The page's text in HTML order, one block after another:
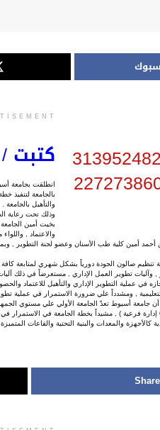
كتبت
انطلقت بجامعة
بالجامعة لتنفيذ
والتأهيل بالجامعة .
وذلك تحت رعاية
بخيت أمين
والاعتماد ,
أحمد أمين كلية طب الأسنان وعضو لجنة التطوير ,
صالون الجودة دورياً بشكل شهري لمتابعة كافة
تطوير العمل الإداري , مستعرضاً في ذلك آليات البدء
, ومشدداً علي ضرورة الاستمرار في عملية تطوير
جامعة أسيوط تعدّ الجامعة الأولي علي مستوي
إدارة مركزية واحدة + 20 إدارة عامة + 60 إدارة فرعية ) , مشيداً
كالأجهزة والمعدات والبنية التحتية والقاعات المتميزة .
Share